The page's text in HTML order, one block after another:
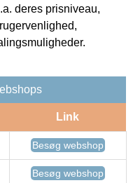
deres prisniveau,
Link
Besøg webshop
Besøg webshop